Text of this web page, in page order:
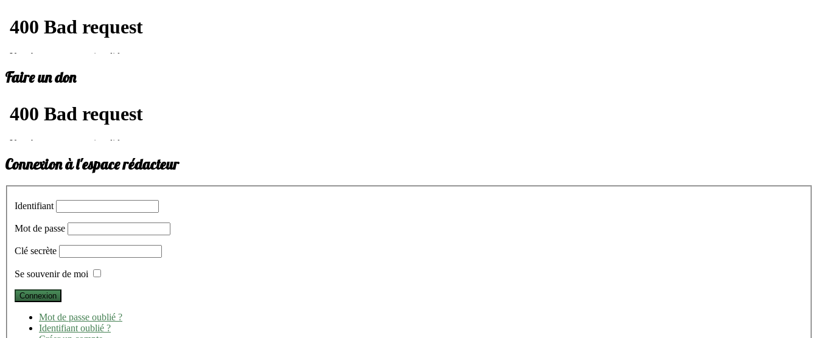
Faire un don
Connexion à l'espace rédacteur
Identifiant
Mot de passe
Clé secrète
Se souvenir de moi
Mot de passe oublié ?
Identifiant oublié ?